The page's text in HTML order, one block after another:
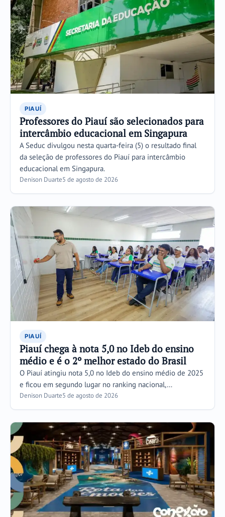
PIAUÍ
Professores do Piauí são selecionados para
intercâmbio educacional em Singapura
A Seduc divulgou nesta quarta-feira (5) o resultado final
da seleção de professores do Piauí para intercâmbio
educacional em Singapura.
Denison Duarte5 de agosto de 2026
PIAUÍ
Piauí chega à nota 5,0 no Ideb do ensino
médio e é o 2º melhor estado do Brasil
O Piauí atingiu nota 5,0 no Ideb do ensino médio de 2025
e ficou em segundo lugar no ranking nacional,…
Denison Duarte5 de agosto de 2026